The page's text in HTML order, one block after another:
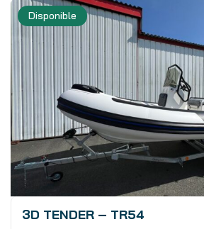
Disponible
3D TENDER – TR54